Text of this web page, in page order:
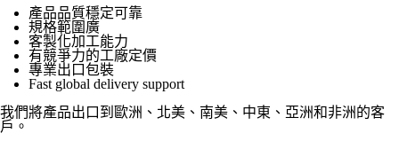
產品品質穩定可靠
規格範圍廣
客製化加工能力
有競爭力的工廠定價
專業出口包裝
Fast global delivery support
我們將產品出口到歐洲、北美、南美、中東、亞洲和非洲的客
戶。